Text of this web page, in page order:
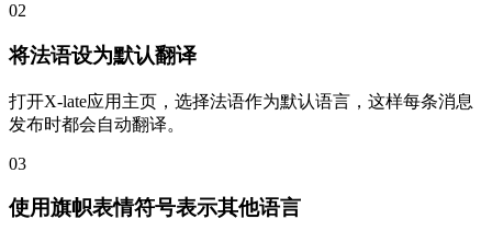
02
将法语设为默认翻译
打开X-late应用主页，选择法语作为默认语言，这样每条消息
发布时都会自动翻译。
03
使用旗帜表情符号表示其他语言